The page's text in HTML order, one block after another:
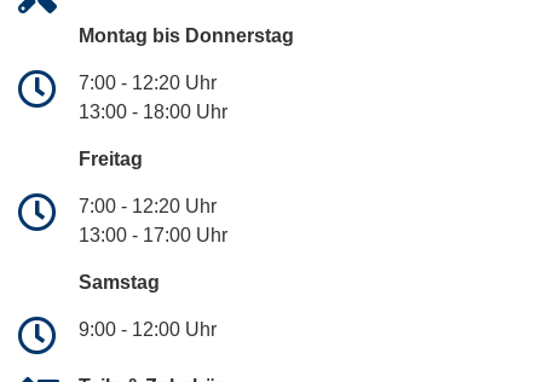
Montag bis Donnerstag
7:00 - 12:20 Uhr
13:00 - 18:00 Uhr
Freitag
7:00 - 12:20 Uhr
13:00 - 17:00 Uhr
Samstag
9:00 - 12:00 Uhr